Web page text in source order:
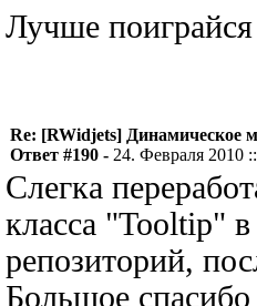
Лучше
Re: [RWidjets] Динамическое
Ответ #190 - 24. Февраля 2010
Слегка
класса "Tooltip"
репозиторий,
Большое